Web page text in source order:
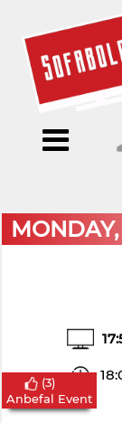
(3)
Anbefal Event